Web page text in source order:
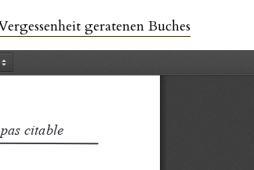
geratenen Buches